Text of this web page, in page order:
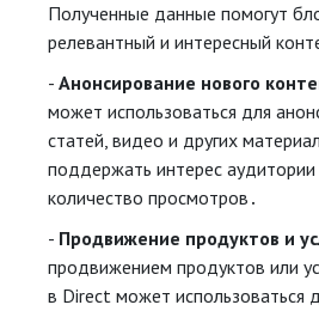
Полученные данные помогут
релевантный и интересный
Анонсирование нового
может использоваться для
статей, видео и других
поддержать интерес аудитории
количество просмотров․
Продвижение продуктов и
продвижением продуктов или
в Direct может использоваться